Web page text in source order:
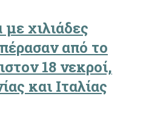
χιλιάδες
από το
18 νεκροί,
και Ιταλίας